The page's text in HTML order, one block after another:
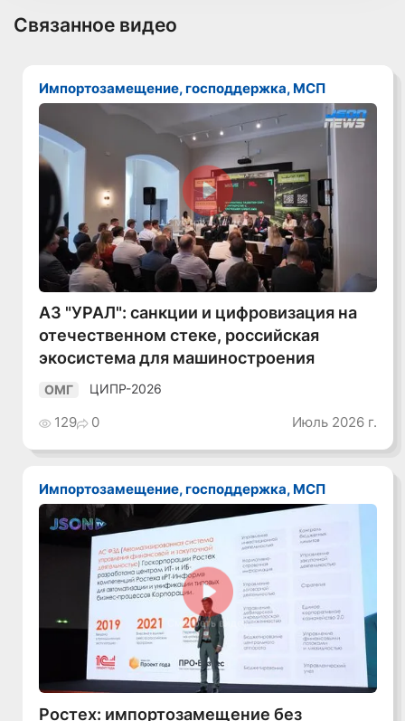
Связанное видео
Импортозамещение, господдержка, МСП
Смотреть видео
АЗ "УРАЛ": санкции и цифровизация на
отечественном стеке, российская
экосистема для машиностроения
ОМГ ЦИПР-2026
129 0 Июль 2026 г.
Импортозамещение, господдержка, МСП
Смотреть видео
Ростех: импортозамещение без